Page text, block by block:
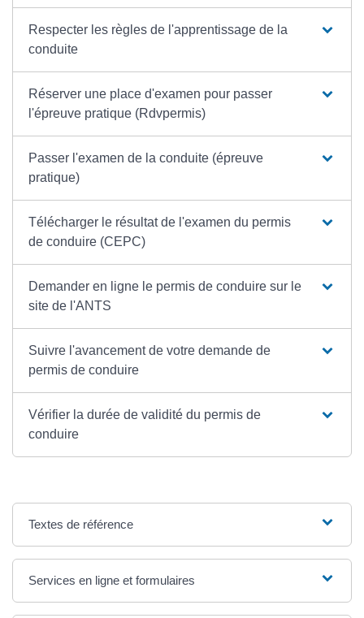
Respecter les règles de l'apprentissage de la
conduite
Réserver une place d'examen pour passer
l'épreuve pratique (Rdvpermis)
Passer l'examen de la conduite (épreuve
pratique)
Télécharger le résultat de l'examen du permis
de conduire (CEPC)
Demander en ligne le permis de conduire sur le
site de l'ANTS
Suivre l'avancement de votre demande de
permis de conduire
Vérifier la durée de validité du permis de
conduire
Textes de référence
Services en ligne et formulaires